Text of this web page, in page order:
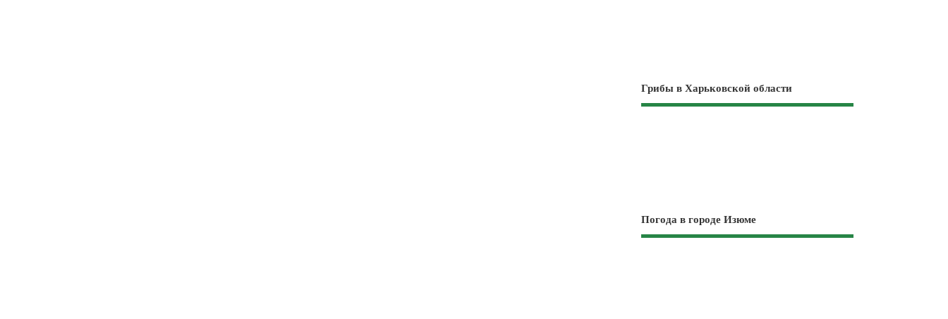
Грибы в Харьковской области
Погода в городе Изюме